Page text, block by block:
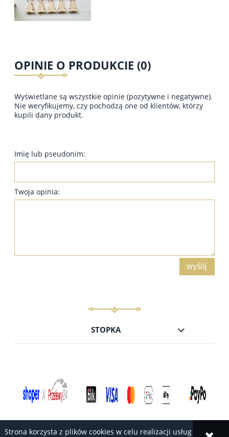
Strona korzysta z plików cookies w celu realizacji usług i
OPINIE O PRODUKCIE (0)
Wyświetlane są wszystkie opinie (pozytywne i negatywne).
Nie weryfikujemy, czy pochodzą one od klientów, którzy
kupili dany produkt.
Imię lub pseudonim:
Twoja opinia:
wyślij
STOPKA